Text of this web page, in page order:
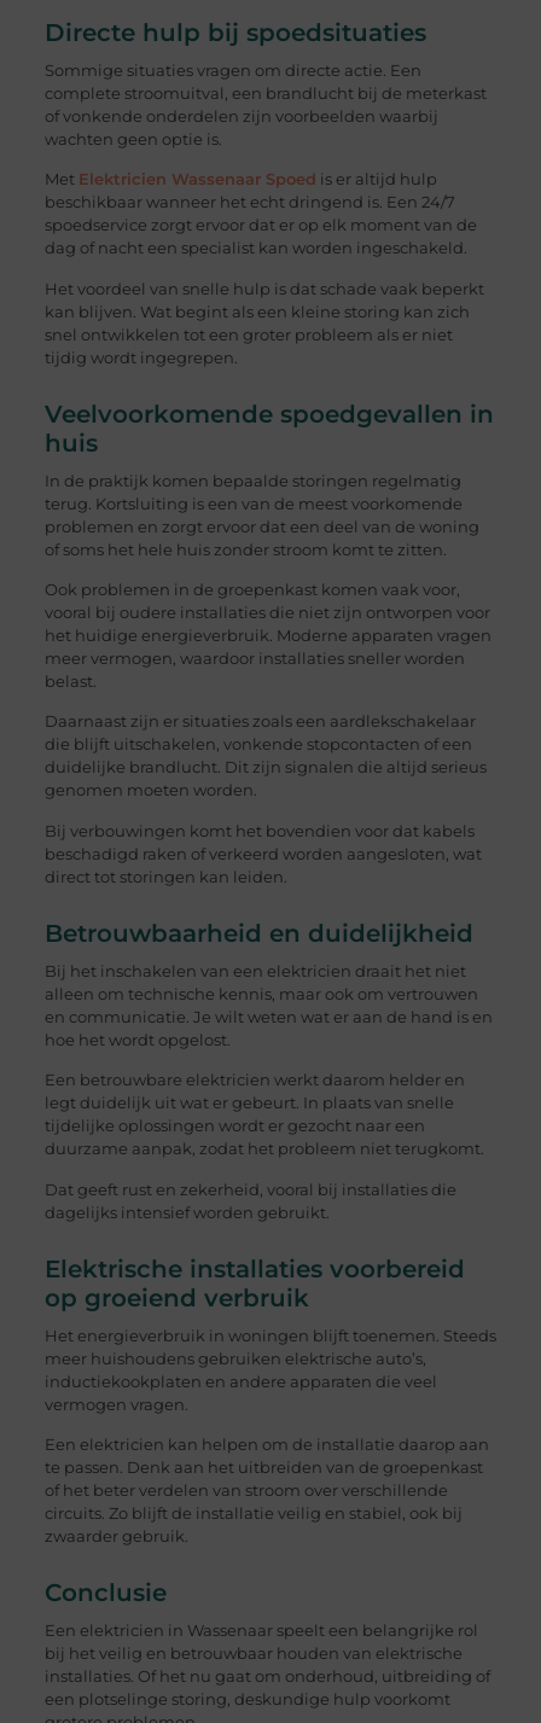
Directe hulp bij spoedsituaties
Sommige situaties vragen om directe actie. Een
complete stroomuitval, een brandlucht bij de meterkast
of vonkende onderdelen zijn voorbeelden waarbij
wachten geen optie is.
Met Elektricien Wassenaar Spoed is er altijd hulp
beschikbaar wanneer het echt dringend is. Een 24/7
spoedservice zorgt ervoor dat er op elk moment van de
dag of nacht een specialist kan worden ingeschakeld.
Het voordeel van snelle hulp is dat schade vaak beperkt
kan blijven. Wat begint als een kleine storing kan zich
snel ontwikkelen tot een groter probleem als er niet
tijdig wordt ingegrepen.
Veelvoorkomende spoedgevallen in
huis
In de praktijk komen bepaalde storingen regelmatig
terug. Kortsluiting is een van de meest voorkomende
problemen en zorgt ervoor dat een deel van de woning
of soms het hele huis zonder stroom komt te zitten.
Ook problemen in de groepenkast komen vaak voor,
vooral bij oudere installaties die niet zijn ontworpen voor
het huidige energieverbruik. Moderne apparaten vragen
meer vermogen, waardoor installaties sneller worden
belast.
Daarnaast zijn er situaties zoals een aardlekschakelaar
die blijft uitschakelen, vonkende stopcontacten of een
duidelijke brandlucht. Dit zijn signalen die altijd serieus
genomen moeten worden.
Bij verbouwingen komt het bovendien voor dat kabels
beschadigd raken of verkeerd worden aangesloten, wat
direct tot storingen kan leiden.
Betrouwbaarheid en duidelijkheid
Bij het inschakelen van een elektricien draait het niet
alleen om technische kennis, maar ook om vertrouwen
en communicatie. Je wilt weten wat er aan de hand is en
hoe het wordt opgelost.
Een betrouwbare elektricien werkt daarom helder en
legt duidelijk uit wat er gebeurt. In plaats van snelle
tijdelijke oplossingen wordt er gezocht naar een
duurzame aanpak, zodat het probleem niet terugkomt.
Dat geeft rust en zekerheid, vooral bij installaties die
dagelijks intensief worden gebruikt.
Elektrische installaties voorbereid
op groeiend verbruik
Het energieverbruik in woningen blijft toenemen. Steeds
meer huishoudens gebruiken elektrische auto’s,
inductiekookplaten en andere apparaten die veel
vermogen vragen.
Een elektricien kan helpen om de installatie daarop aan
te passen. Denk aan het uitbreiden van de groepenkast
of het beter verdelen van stroom over verschillende
circuits. Zo blijft de installatie veilig en stabiel, ook bij
zwaarder gebruik.
Conclusie
Een elektricien in Wassenaar speelt een belangrijke rol
bij het veilig en betrouwbaar houden van elektrische
installaties. Of het nu gaat om onderhoud, uitbreiding of
een plotselinge storing, deskundige hulp voorkomt